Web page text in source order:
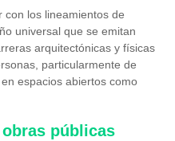
con los lineamientos de
universal que se emitan
arquitectónicas y físicas
particularmente de
espacios abiertos como
públicas